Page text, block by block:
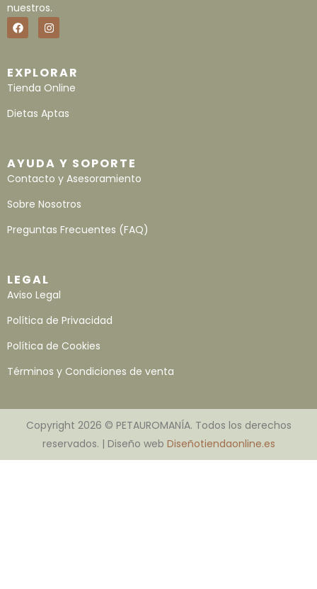
nuestros.
EXPLORAR
Tienda Online
Dietas Aptas
AYUDA Y SOPORTE
Contacto y Asesoramiento
Sobre Nosotros
Preguntas Frecuentes (FAQ)
LEGAL
Aviso Legal
Política de Privacidad
Política de Cookies
Términos y Condiciones de venta
Copyright 2026 © PETAUROMANÍA. Todos los derechos
reservados. | Diseño web Diseñotiendaonline.es